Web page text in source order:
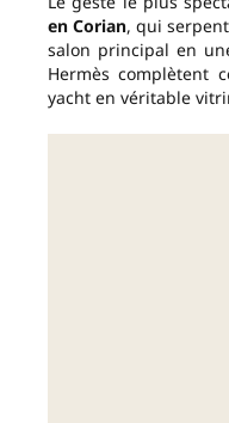
en Corian, qui
salon principal en
Hermès complètent
yacht en véritable